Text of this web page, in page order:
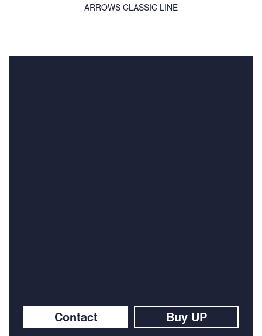
ARROWS CLASSIC LINE
Contact Buy UP